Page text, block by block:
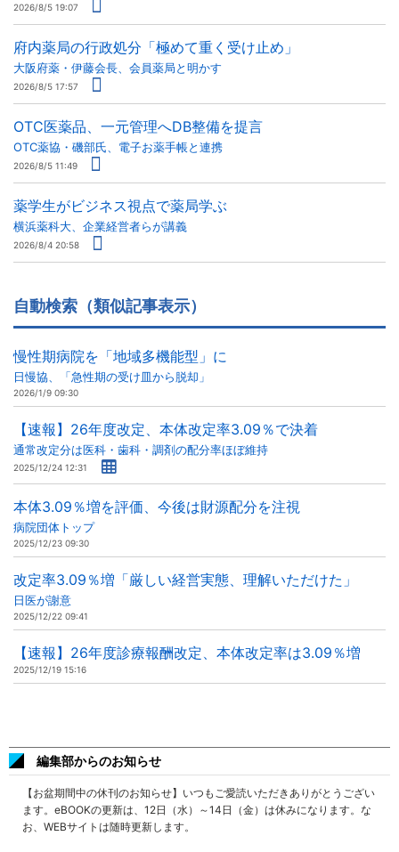
2026/8/5 19:07
府内薬局の行政処分「極めて重く受け止め」
大阪府薬・伊藤会長、会員薬局と明かす
2026/8/5 17:57
OTC医薬品、一元管理へDB整備を提言
OTC薬協・磯部氏、電子お薬手帳と連携
2026/8/5 11:49
薬学生がビジネス視点で薬局学ぶ
横浜薬科大、企業経営者らが講義
2026/8/4 20:58
自動検索（類似記事表示）
慢性期病院を「地域多機能型」に
日慢協、「急性期の受け皿から脱却」
2026/1/9 09:30
【速報】26年度改定、本体改定率3.09％で決着
通常改定分は医科・歯科・調剤の配分率ほぼ維持
2025/12/24 12:31
本体3.09％増を評価、今後は財源配分を注視
病院団体トップ
2025/12/23 09:30
改定率3.09％増「厳しい経営実態、理解いただけた」
日医が謝意
2025/12/22 09:41
【速報】26年度診療報酬改定、本体改定率は3.09％増
2025/12/19 15:16
編集部からのお知らせ
【お盆期間中の休刊のお知らせ】いつもご愛読いただきありがとうござい
ます。eBOOKの更新は、12日（水）～14日（金）は休みになります。な
お、WEBサイトは随時更新します。